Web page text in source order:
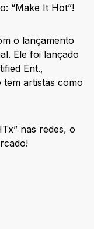
“Make It Hot”!
o lançamento
Ele foi lançado
Ent.,
tem artistas como
nas redes, o